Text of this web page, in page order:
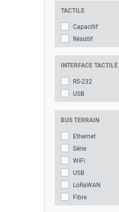
TACTILE
Capacitif
Résistif
INTERFACE TACTILE
RS-232
USB
BUS TERRAIN
Ethernet
Série
WiFi
USB
LoRaWAN
Fibre